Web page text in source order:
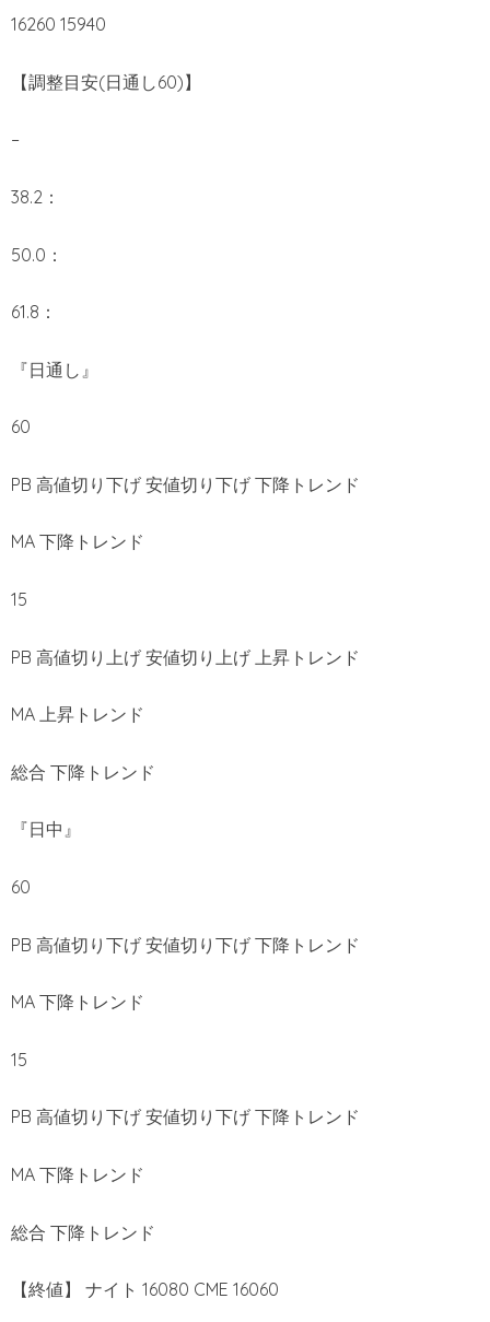
16260 15940
【調整目安(日通し60)】
–
38.2：
50.0：
61.8：
『日通し』
60
PB 高値切り下げ 安値切り下げ 下降トレンド
MA 下降トレンド
15
PB 高値切り上げ 安値切り上げ 上昇トレンド
MA 上昇トレンド
総合 下降トレンド
『日中』
60
PB 高値切り下げ 安値切り下げ 下降トレンド
MA 下降トレンド
15
PB 高値切り下げ 安値切り下げ 下降トレンド
MA 下降トレンド
総合 下降トレンド
【終値】 ナイト 16080 CME 16060